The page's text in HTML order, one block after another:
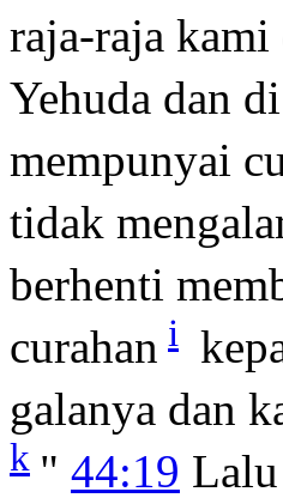
raja-raja kami
Yehuda dan
mempunyai
tidak
berhenti
curahan i
galanya dan
k " 44:19